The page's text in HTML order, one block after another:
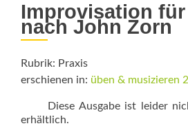
Improvisation
nach John Zorn
Rubrik: Praxis
erschienen in: üben & musizieren
Diese Ausgabe ist leider
erhältlich.